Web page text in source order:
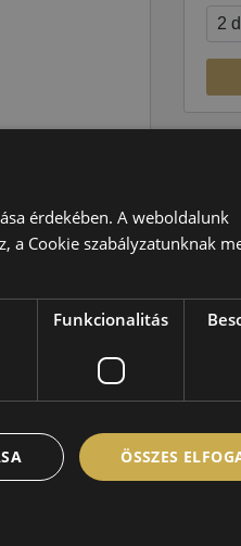
érdekében. A weboldalunk
a Cookie szabályzatunknak
Funkcionalitás
ÖSSZES